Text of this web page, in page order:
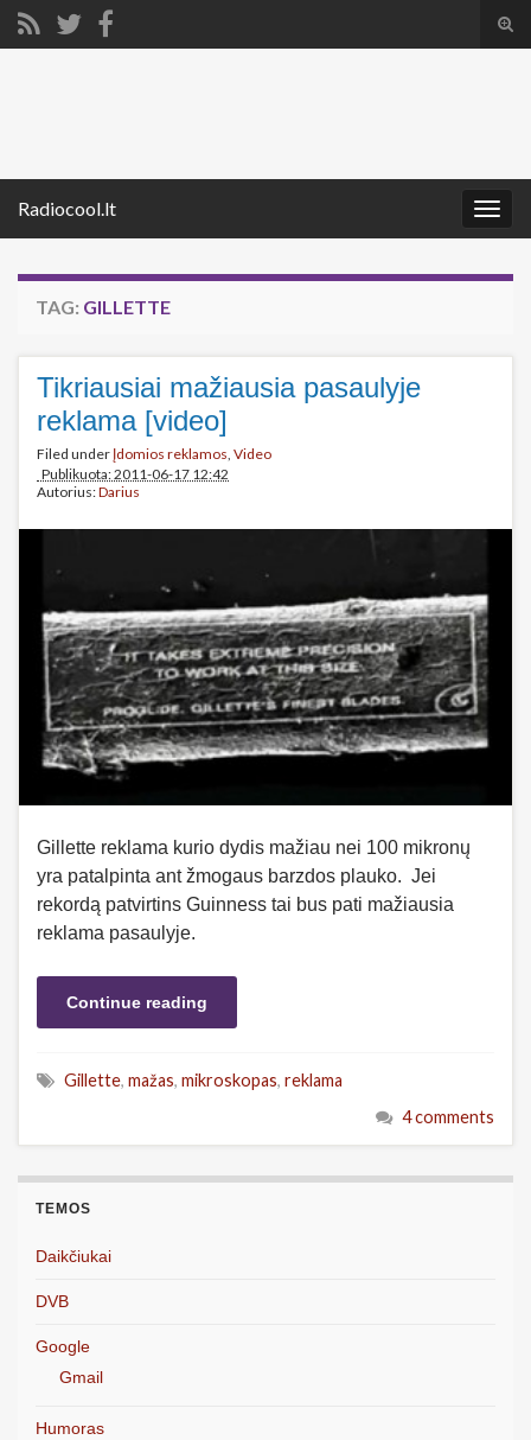
Radiocool.lt
TAG: GILLETTE
Tikriausiai mažiausia pasaulyje
reklama [video]
Filed under Įdomios reklamos, Video
Publikuota: 2011-06-17 12:42
Autorius:Darius
Gillette reklama kurio dydis mažiau nei 100 mikronų
yra patalpinta ant žmogaus barzdos plauko. Jei
rekordą patvirtins Guinness tai bus pati mažiausia
reklama pasaulyje.
Continue reading
Gillette, mažas, mikroskopas, reklama
4 comments
TEMOS
Daikčiukai
DVB
Google
Gmail
Humoras